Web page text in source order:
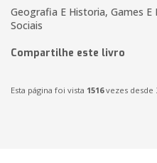
Geografia E Historia, Games E
Sociais
Compartilhe este livro
Esta página foi vista 1516vezes desde